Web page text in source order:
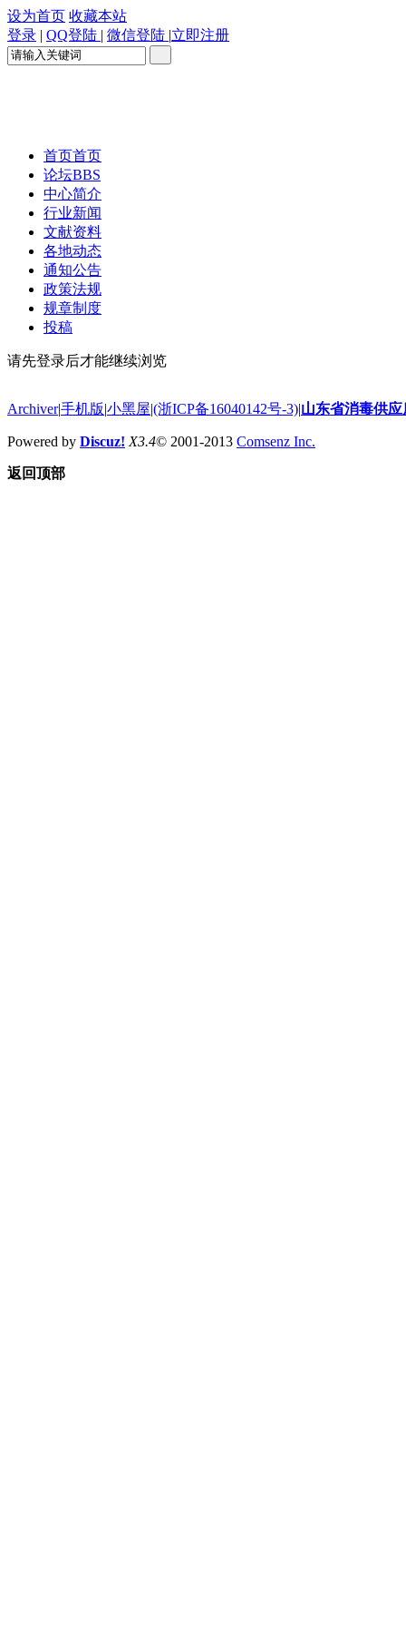
设为首页 收藏本站
登录 | QQ登陆 | 微信登陆 |立即注册
首页首页
论坛BBS
中心简介
行业新闻
文献资料
各地动态
通知公告
政策法规
规章制度
投稿
请先登录后才能继续浏览
Archiver|手机版|小黑屋|(浙ICP备16040142号-3)|山东省消毒供
Powered by Discuz! X3.4© 2001-2013 Comsenz Inc.
返回顶部